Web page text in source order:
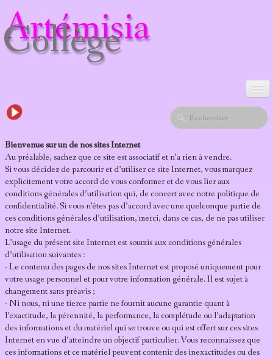
Artémisia
Collège
ACCUEIL
VACCINS-POISONS▼
IMPOSTURES
E-FLORAISON
PIÈCES JOINTES
CONTACT
LIENS
Bienvenue sur un de nos sites Internet
Au préalable, sachez que ce site est associatif et n’a rien à vendre.
Si vous décidez de parcourir et d’utiliser ce site Internet, vous marquez
explicitement votre accord de vous conformer et de vous lier aux
conditions générales d’utilisation qui, de concert avec notre politique de
confidentialité. Si vous n’êtes pas d’accord avec une quelconque partie de
ces conditions générales d’utilisation, merci, dans ce cas, de ne pas utiliser
notre site Internet.
L’usage du présent site Internet est soumis aux conditions générales
d’utilisation suivantes :
- Le contenu des pages de nos sites Internet est proposé uniquement pour
votre usage personnel et pour votre information générale. Il est sujet à
changement sans préavis ;
- Ni nous, ni une tierce partie ne fournit aucune garantie quant à
l’exactitude, la pérennité, la performance, la complétude ou l’adaptation
des informations et du matériel qui se trouve ou qui est offert sur ces sites
Internet en vue d’atteindre un objectif particulier. Vous reconnaissez que
ces informations et ce matériel peuvent contenir des inexactitudes ou des